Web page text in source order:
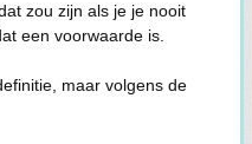
zou zijn als je je nooit
een voorwaarde is.
maar volgens de